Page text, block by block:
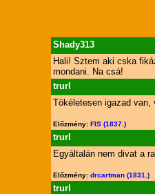
Shady313
Hali! Sztem aki cska
mondani. Na csá!
trurl
Tökéletesen igazad van,
Előzmény: FIS (1837.)
trurl
Egyáltalán nem divat a
Előzmény: drcartman (1831.)
trurl